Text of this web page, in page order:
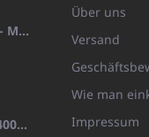
HANDTUCH 100X200 FAMILY - MARINEBLAU (480GR)
BADEMANTEL FROTE WEISS (400GR)
Über uns
Versand
Wie man
Impressum